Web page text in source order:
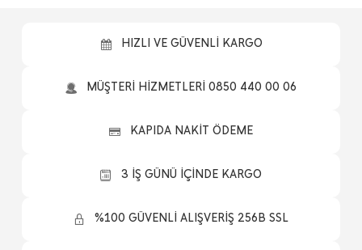
HIZLI VE GÜVENLİ KARGO
MÜŞTERİ HİZMETLERİ 0850 440 00 06
KAPIDA NAKİT ÖDEME
3 İŞ GÜNÜ İÇİNDE KARGO
%100 GÜVENLİ ALIŞVERİŞ 256B SSL